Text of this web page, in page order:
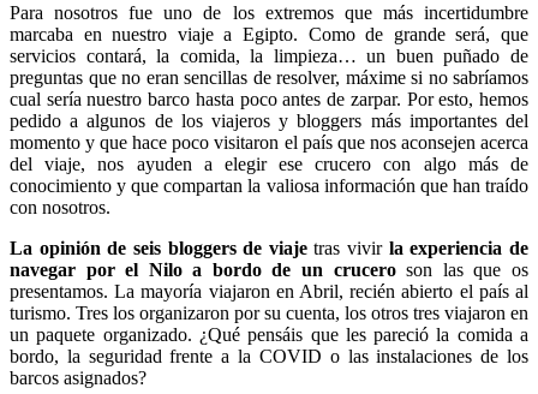
Para nosotros fue uno de los extremos que más incertidumbre
marcaba en nuestro viaje a Egipto. Como de grande será, que
servicios contará, la comida, la limpieza… un buen puñado de
preguntas que no eran sencillas de resolver, máxime si no sabríamos
cual sería nuestro barco hasta poco antes de zarpar. Por esto, hemos
pedido a algunos de los viajeros y bloggers más importantes del
momento y que hace poco visitaron el país que nos aconsejen acerca
del viaje, nos ayuden a elegir ese crucero con algo más de
conocimiento y que compartan la valiosa información que han traído
con nosotros.
La opinión de seis bloggers de viajetras vivir la experiencia de
navegar por el Nilo a bordo de un cruceroson las que os
presentamos. La mayoría viajaron en Abril, recién abierto el país al
turismo. Tres los organizaron por su cuenta, los otros tres viajaron en
un paquete organizado. ¿Qué pensáis que les pareció la comida a
bordo, la seguridad frente a la COVID o las instalaciones de los
barcos asignados?